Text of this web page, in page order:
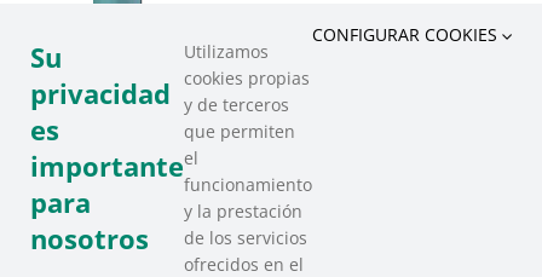
Su
privacidad
es
importante
para
nosotros
Utilizamos
cookies propias
y de terceros
que permiten
el
funcionamiento
y la prestación
de los servicios
ofrecidos en el
CONFIGURAR COOKIES